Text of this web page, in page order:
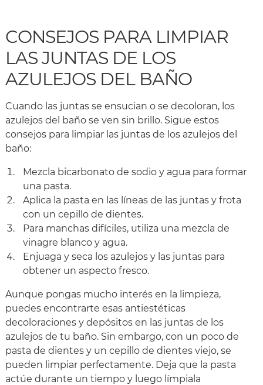
CONSEJOS PARA LIMPIAR
LAS JUNTAS DE LOS
AZULEJOS DEL BAÑO
Cuando las juntas se ensucian o se decoloran, los
azulejos del baño se ven sin brillo. Sigue estos
consejos para limpiar las juntas de los azulejos del
baño:
Mezcla bicarbonato de sodio y agua para formar
una pasta.
Aplica la pasta en las líneas de las juntas y frota
con un cepillo de dientes.
Para manchas difíciles, utiliza una mezcla de
vinagre blanco y agua.
Enjuaga y seca los azulejos y las juntas para
obtener un aspecto fresco.
Aunque pongas mucho interés en la limpieza,
puedes encontrarte esas antiestéticas
decoloraciones y depósitos en las juntas de los
azulejos de tu baño. Sin embargo, con un poco de
pasta de dientes y un cepillo de dientes viejo, se
pueden limpiar perfectamente. Deja que la pasta
actúe durante un tiempo y luego límpiala